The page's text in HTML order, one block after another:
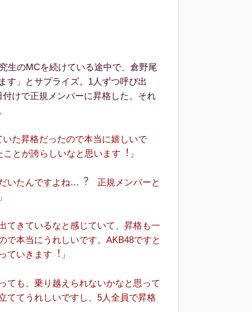
生のMCを続けている途中で、倉野尾
す」とサプライズ。1人ずつ呼び出
けで正規メンバーに昇格した。それ
いた昇格だったので本当に嬉しいで
とが誇らしいなと思います︕」
だいたんですよね…︖ 正規メンバーと
てきているなと感じていて、昇格も⼀
で本当にうれしいです。AKB48ですと
ていきます︕」
ても、乗り越えられないかなと思って
ててうれしいですし、5⼈全員で昇格